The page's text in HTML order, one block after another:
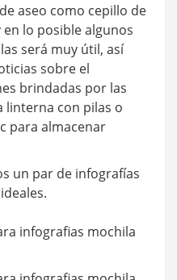
aseo como cepillo de
lo posible algunos
será muy útil, así
sobre el
brindadas por las
linterna con pilas o
para almacenar
un par de infografías